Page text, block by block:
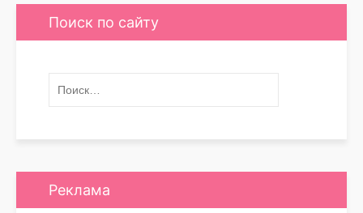
Поиск по сайту
Реклама